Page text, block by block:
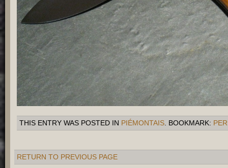
THIS ENTRY WAS POSTED IN PIÉMONTAIS . BOOKMARK:
RETURN TO PREVIOUS PAGE